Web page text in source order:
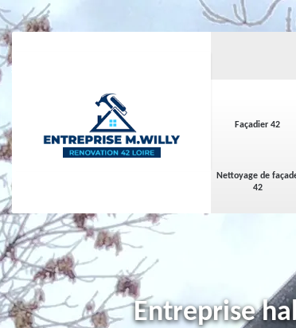
Façadier 42
Nettoyage de
42
Entreprise